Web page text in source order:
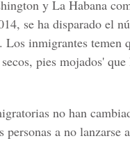
y La Habana
se ha disparado el
Los inmigrantes temen
pies mojados'
no han
personas a no lanzarse